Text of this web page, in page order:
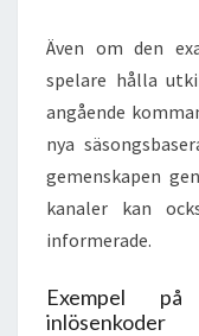
Även om den
spelare hålla
angående
nya
gemenskapen
kanaler kan
informerade.
Exempel på
inlösenkoder